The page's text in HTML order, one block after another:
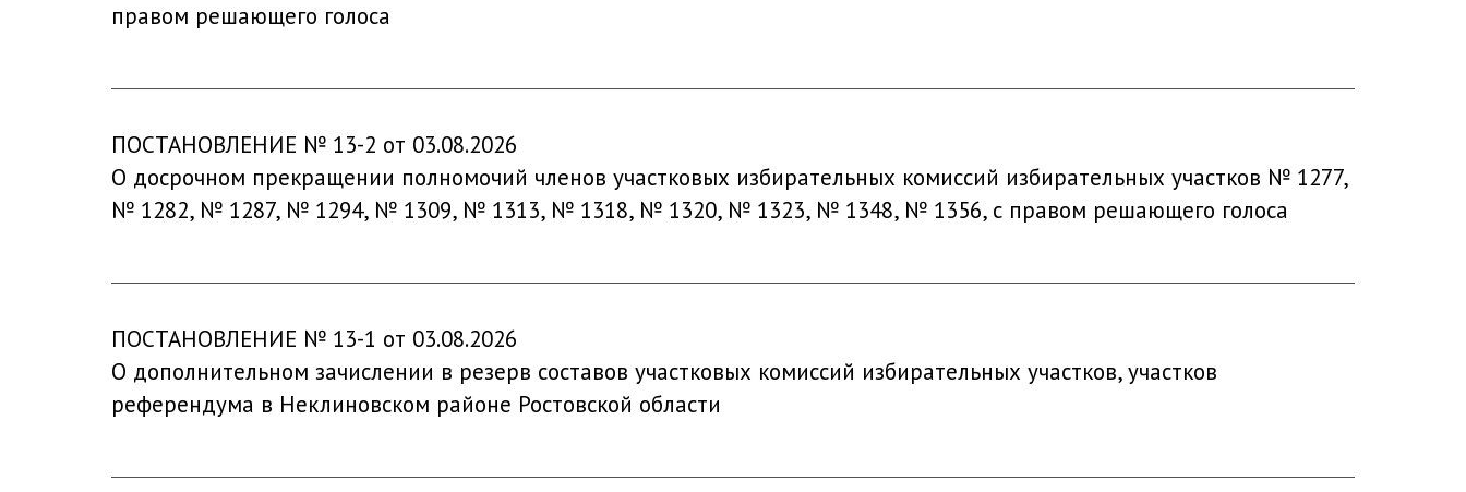
правом решающего голоса
ПОСТАНОВЛЕНИЕ № 13-2 от 03.08.2026
О досрочном прекращении полномочий членов участковых избирательных комиссий избирательных участков № 1277,
№ 1282, № 1287, № 1294, № 1309, № 1313, № 1318, № 1320, № 1323, № 1348, № 1356, с правом решающего голоса
ПОСТАНОВЛЕНИЕ № 13-1 от 03.08.2026
О дополнительном зачислении в резерв составов участковых комиссий избирательных участков, участков
референдума в Неклиновском районе Ростовской области